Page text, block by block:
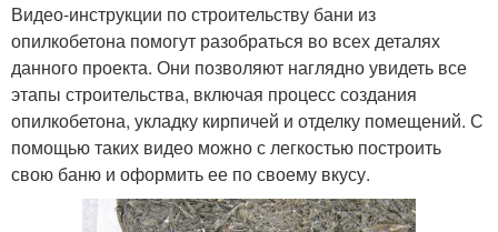
Видео-инструкции по строительству бани из
опилкобетона помогут разобраться во всех деталях
данного проекта. Они позволяют наглядно увидеть все
этапы строительства, включая процесс создания
опилкобетона, укладку кирпичей и отделку помещений. С
помощью таких видео можно с легкостью построить
свою баню и оформить ее по своему вкусу.